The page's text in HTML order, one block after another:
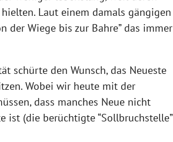
Laut einem damals gängigen
der Wiege bis zur Bahre” das immer
schürte den Wunsch, das Neueste
Wobei wir heute mit der
dass manches Neue nicht
ist (die berüchtigte “Sollbruchstelle”